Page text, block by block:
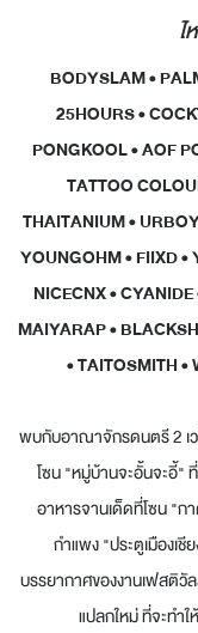
ไ
BODYSLAM •
25HOURS •
PONGKOOL • AOF
TATTOO
THAITANIUM •
YOUNGOHM • FIIXD
NICECNX •
MAIYARAP •
• TAITOSMITH •
พบกับอาณาจักรดนตรี 2 เว
โซน "หมู่บ้านจะอั้นจะอี้"
อาหารจานเด็ดที่โซน "
กำแพง "ประตูเมืองเ
บรรยากาศของงานเฟสติ
แปลกใหม่ ที่จะทำ